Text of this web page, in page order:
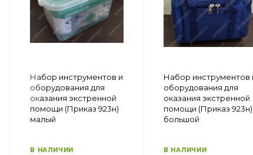
Набор инструментов и
оборудования для
оказания экстренной
помощи (Приказ 923н)
малый
В НАЛИЧИИ
Набор инструментов
оборудования для
оказания экстренной
помощи (Приказ 923н)
большой
В НАЛИЧИИ